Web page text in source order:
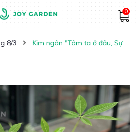
0
8/3
Kim ngân "Tâm ta ở đâu, Sự